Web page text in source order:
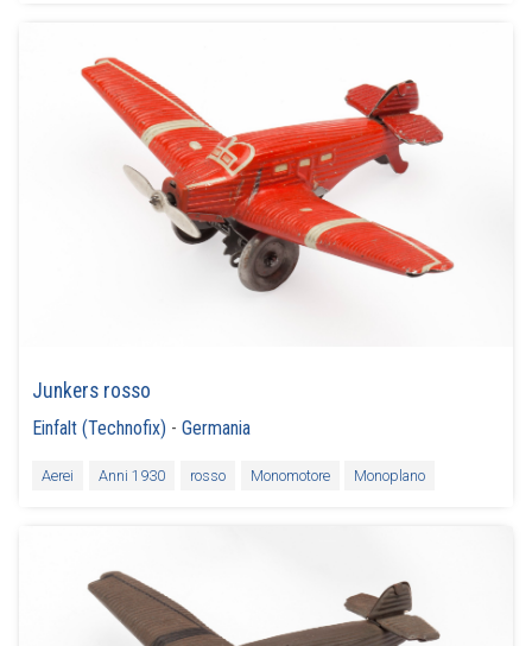
Junkers rosso
Einfalt (Technofix) -Germania
Aerei Anni 1930 rosso Monomotore Monoplano